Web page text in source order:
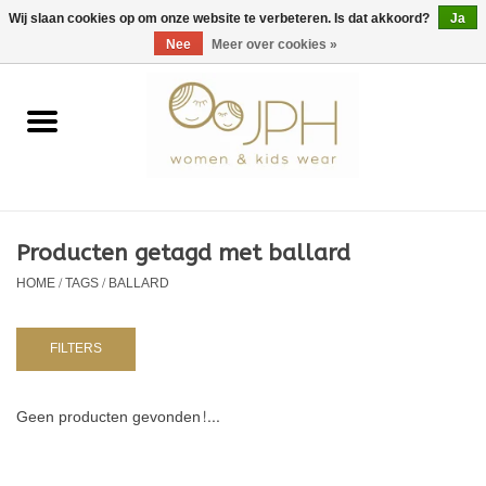
EUR/GBP/USD 0 Artikelen - €0,00
Home
Kids
NURSERY / TABLEWARE
Producten getagd met ballard
HOME/TAGS/BALLARD
FILTERS
Geen producten gevonden!...
Wij slaan cookies op om onze website te verbeteren. Is dat akkoord?
Ja
Nee
Meer over cookies »